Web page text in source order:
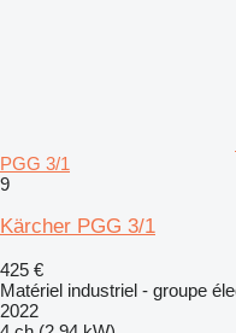
PGG 3/1
9
Kärcher PGG 3/1
425 €
Matériel industriel - groupe
2022